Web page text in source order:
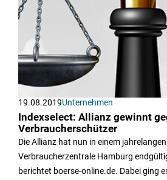
19.08.2019Unternehmen
Indexselect: Allianz gewinnt
Verbraucherschützer
Die Allianz hat nun in einem
Verbraucherzentrale Hamburg
berichtet boerse-online.de. Dabei ging